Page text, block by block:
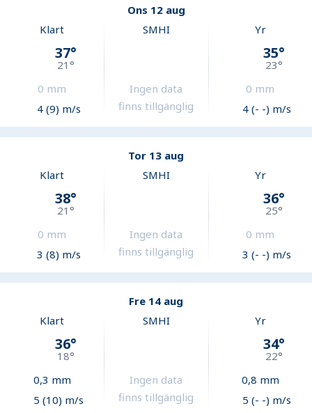
Ons 12 aug
Klart
37°
21°
0 mm
4 (9) m/s
SMHI
Ingen data
finns tillgänglig
Yr
35°
23°
0 mm
4 (- -) m/s
Tor 13 aug
Klart
38°
21°
0 mm
3 (8) m/s
SMHI
Ingen data
finns tillgänglig
Yr
36°
25°
0 mm
3 (- -) m/s
Fre 14 aug
Klart
36°
18°
0,3 mm
5 (10) m/s
SMHI
Ingen data
finns tillgänglig
Yr
34°
22°
0,8 mm
5 (- -) m/s